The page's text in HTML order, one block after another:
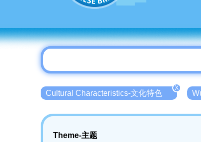
Cultural Characteristics-文化特色
X
Theme-主题